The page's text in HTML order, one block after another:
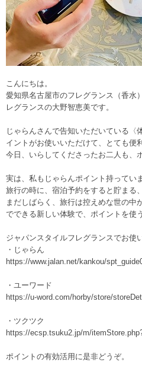
こんにちは。
愛知県名古屋市のフレグランス（香水
レグランスの大野智恵美です。
じゃらんさんで告知いただいている〈
イントがお使いいただけて、とても便利
今日、いらしてくださったお二人も、
実は、私もじゃらんポイント持っていま
旅行の時に、宿泊予約をすると貯まる
まだしばらく、旅行は控えめな世の中
でできる新しい体験で、ポイントを使
ジャパンスタイルフレグランスでお使
・じゃらん
https://www.jalan.net/kankou/
・ユーワード
https://u-word.com/horby/store/
・ツクツク
https://ecsp.tsuku2.jp/m/
ポイントの有効活用に是非どうぞ。